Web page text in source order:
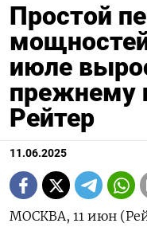
Простой
июле
прежнему
Рейтер
11.06.2025
МОСКВА, 11 июн